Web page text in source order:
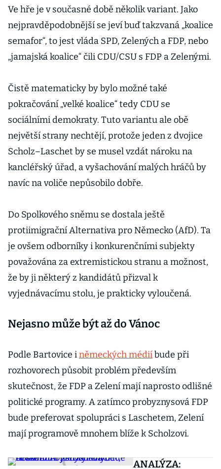
Evropskou
ulici zlatem,
podnikatel
Kratina
Ve hře je v současné době několik variant. Jako
nejpravděpodobnější se jeví buď takzvaná „koalice
semafor“, to jest vláda SPD, Zelených a FDP, nebo
„jamajská koalice“ čili CDU/CSU s FDP a Zelenými.
Čistě matematicky by bylo možné také
pokračování „velké koalice“ tedy CDU se
sociálními demokraty. Tuto variantu ale obě
největší strany nechtějí, protože jeden z dvojice
Scholz–Laschet by se musel vzdát nároku na
kancléřský úřad, a vyšachování malých hráčů by
navíc na voliče nepůsobilo dobře.
Do Spolkového sněmu se dostala ještě
protiimigrační Alternativa pro Německo (AfD). Ta
je ovšem odborníky i konkurenčními subjekty
považována za extremistickou stranu a možnost,
že by ji některý z kandidátů přizval k
vyjednávacímu stolu, je prakticky vyloučená.
Nejasno může být až do Vánoc
Podle Bartovice iněmeckých médiíbude při
rozhovorech působit problém především
skutečnost, že FDP a Zelení mají naprosto odlišné
politické programy. A zatímco probyznysová FDP
bude preferovat spolupráci s Laschetem, Zelení
mají programově mnohem blíže k Scholzovi.
ANALÝZA: